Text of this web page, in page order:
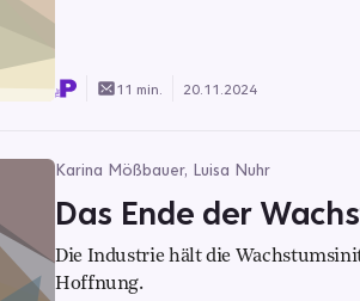
11 min. 20.11.2024
Karina Mößbauer, Luisa Nuhr
Das Ende der
Die Industrie hält die
Hoffnung.